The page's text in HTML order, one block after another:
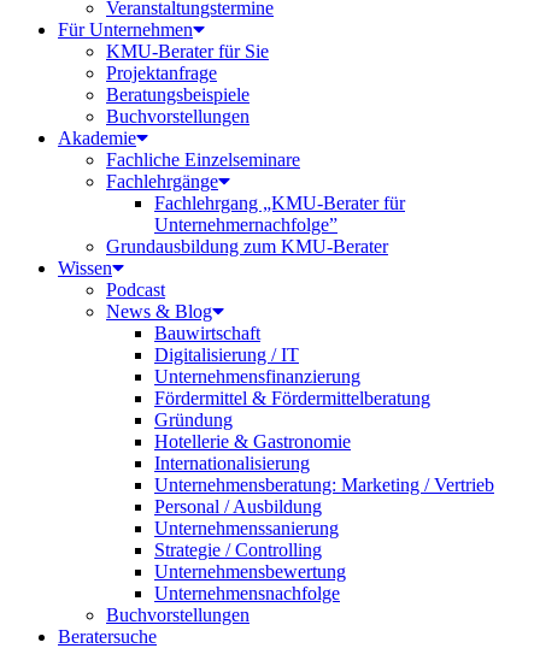
Veranstaltungstermine
Für Unternehmen
KMU-Berater für Sie
Projektanfrage
Beratungsbeispiele
Buchvorstellungen
Akademie
Fachliche Einzelseminare
Fachlehrgänge
Fachlehrgang „KMU-Berater für
Unternehmernachfolge”
Grundausbildung zum KMU-Berater
Wissen
Podcast
News & Blog
Bauwirtschaft
Digitalisierung / IT
Unternehmensfinanzierung
Fördermittel & Fördermittelberatung
Gründung
Hotellerie & Gastronomie
Internationalisierung
Unternehmensberatung: Marketing / Vertrieb
Personal / Ausbildung
Unternehmenssanierung
Strategie / Controlling
Unternehmensbewertung
Unternehmensnachfolge
Buchvorstellungen
Beratersuche